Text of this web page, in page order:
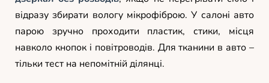
відразу збирати вологу мікрофіброю. У салоні авто
парою зручно проходити пластик, стики, місця
навколо кнопок і повітроводів. Для тканини в авто –
тільки тест на непомітній ділянці.